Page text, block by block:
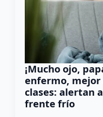
¡Mucho ojo,
enfermo, mejor
clases: alertan
frente frío